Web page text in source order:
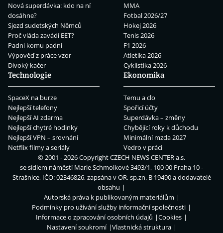
Nová superdávka: kdo na ní
dosáhne?
Sjezd sudetských Němců
Proč vláda zavádí EET?
Padni komu padni
Výpověď z práce vzor
Divoký kačer
MMA
Fotbal 2026/27
Hokej 2026
Tenis 2026
F1 2026
Atletika 2026
Cyklistika 2026
Technologie
SpaceX na burze
Nejlepší telefony
Nejlepší AI zdarma
Nejlepší chytré hodinky
Nejlepší VPN – srovnání
Netflix filmy a seriály
Ekonomika
Temu a clo
Spořicí účty
Superdávka – změny
Chybějící roky k důchodu
Minimální mzda 2027
Vedro v práci
© 2001 - 2026 CopyrightCZECH NEWS CENTER a.s.
se sídlem náměstí Marie Schmolkové 3493/1, 100 00 Praha 10 -
Strašnice, IČO: 02346826, zapsána v OR, sp.zn. B 19490 a dodavatelé
obsahu
Autorská práva k publikovaným materiálům
Podmínky pro užívání služby informační společnosti
Informace o zpracování osobních údajů
Cookies
Nastavení soukromí
Vlastnická struktura